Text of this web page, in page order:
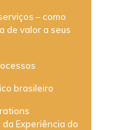
– como
de valor a seus
brasileiro
Experiência do